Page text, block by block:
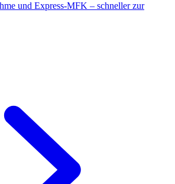
und Express-MFK – schneller zur